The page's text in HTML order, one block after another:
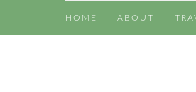
HOME ABOUT